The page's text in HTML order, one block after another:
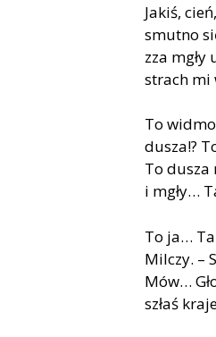
Ja­kiś,
smut­no
zza
strach mi
To
du­sza!?
To du­sza
i mgły…
To ja…
Mil­czy. –
Mów…
szłaś